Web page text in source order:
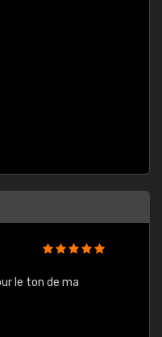
le ton de ma